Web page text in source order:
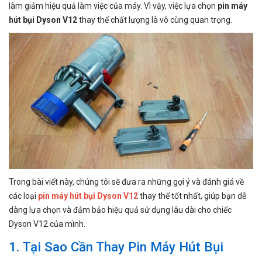
làm giảm hiệu quả làm việc của máy. Vì vậy, việc lựa chọn pin máy
hút bụi Dyson V12thay thế chất lượng là vô cùng quan trọng.
Trong bài viết này, chúng tôi sẽ đưa ra những gợi ý và đánh giá về
các loại pin máy hút bụi Dyson V12thay thế tốt nhất, giúp bạn dễ
dàng lựa chọn và đảm bảo hiệu quả sử dụng lâu dài cho chiếc
Dyson V12 của mình.
1. Tại Sao Cần Thay Pin Máy Hút Bụi